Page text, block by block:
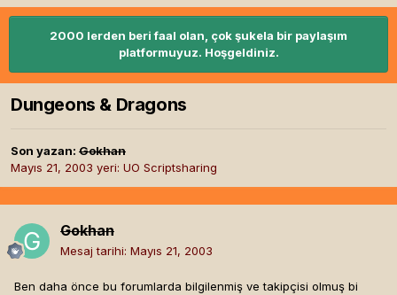
2000 lerden beri faal olan, çok şukela bir paylaşım
platformuyuz. Hoşgeldiniz.
Dungeons & Dragons
Son yazan: Gokhan
Mayıs 21, 2003 yeri: UO Scriptsharing
Gokhan
Mesaj tarihi: Mayıs 21, 2003
Ben daha önce bu forumlarda bilgilenmiş ve takipçisi olmuş bi